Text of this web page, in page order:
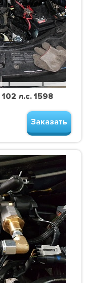
л.с. 1598
Заказать